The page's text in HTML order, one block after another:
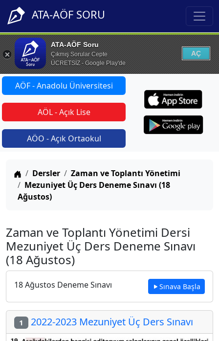
ATA-AÖF SORU
ATA-AÖF Soru
Çıkmış Sorular Cepte
ÜCRETSİZ - Google Play'de
AÇ
AÖF - Anadolu Üniversitesi
AÖL - Açık Lise
AÖO - Açık Ortaokul
Anasayfa
Dersler
Zaman ve Toplantı Yönetimi
Mezuniyet Üç Ders Deneme Sınavı (18
Ağustos)
Zaman ve Toplantı Yönetimi Dersi
Mezuniyet Üç Ders Deneme Sınavı
(18 Ağustos)
18 Ağustos Deneme Sınavı Sınava Başla
1 2022-2023 Mezuniyet Üç Ders Sınavı